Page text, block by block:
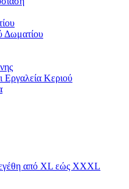
Δωματίου
Εργαλεία Κεριού
από XL εώς XXXL